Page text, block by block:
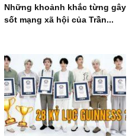
Những khoảnh khắc từng gây
sốt mạng xã hội của Trần...